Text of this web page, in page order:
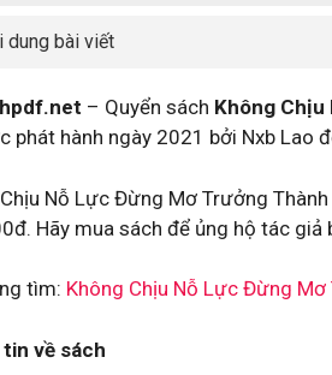
dung bài viết
– Quyển sách Không Chịu
phát hành ngày 2021 bởi Nxb Lao
Nỗ Lực Đừng Mơ Trưởng
Hãy mua sách để ủng hộ tác giả
tìm: Không Chịu Nỗ Lực Đừng Mơ
về sách